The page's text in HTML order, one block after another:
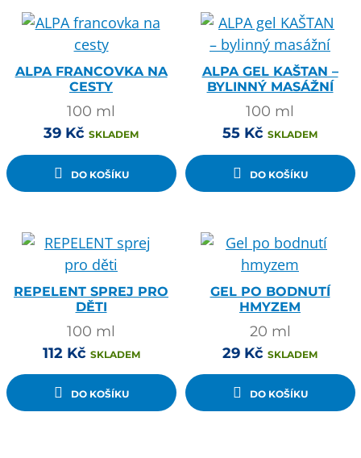
ALPA FRANCOVKA NA
CESTY
100 ml
39 Kč SKLADEM
DO KOŠÍKU
ALPA GEL KAŠTAN –
BYLINNÝ MASÁŽNÍ
100 ml
55 Kč SKLADEM
DO KOŠÍKU
REPELENT SPREJ PRO
DĚTI
100 ml
112Kč SKLADEM
DO KOŠÍKU
GEL PO BODNUTÍ
HMYZEM
20 ml
29 Kč SKLADEM
DO KOŠÍKU